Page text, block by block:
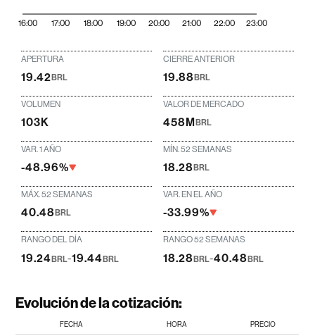
16:00 17:00 18:00 19:00 20:00 21:00 22:00 23:00
APERTURA
19.42BRL
CIERRE ANTERIOR
19.88BRL
VOLUMEN
103K
VALOR DE MERCADO
458MBRL
VAR. 1 AÑO
-48.96%
MÍN. 52 SEMANAS
18.28BRL
MÁX. 52 SEMANAS
40.48BRL
VAR. EN EL AÑO
-33.99%
RANGO DEL DÍA
19.24BRL-19.44BRL
RANGO 52 SEMANAS
18.28 BRL-40.48 BRL
Evolución de la cotización:
FECHA HORA PRECIO